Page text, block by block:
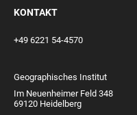
KONTAKT
+49 6221 54-4570
Geographisches Institut
Im Neuenheimer Feld 348
69120 Heidelberg